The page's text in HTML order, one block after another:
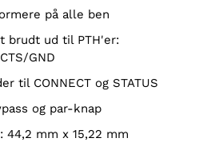
på alle ben
GND
til CONNECT og STATUS
og par-knap
44,2 mm x 15,22 mm